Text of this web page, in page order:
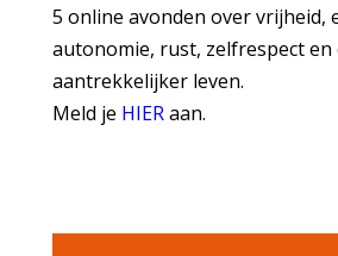
5 online avonden over vrijheid,
autonomie, rust, zelfrespect en
aantrekkelijker leven.
Meld je HIERaan.